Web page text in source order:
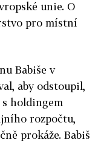
unie. O
pro místní
Babiše v
aby odstoupil,
holdingem
rozpočtu,
prokáže. Babiš